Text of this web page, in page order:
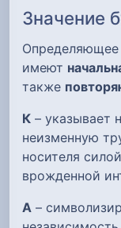
Значение
Определяющее
имеют
также
К – указывает
неизменную
носителя
врожденной
А –